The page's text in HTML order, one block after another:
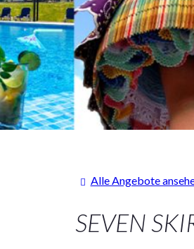
Alle Angebote
SEVEN